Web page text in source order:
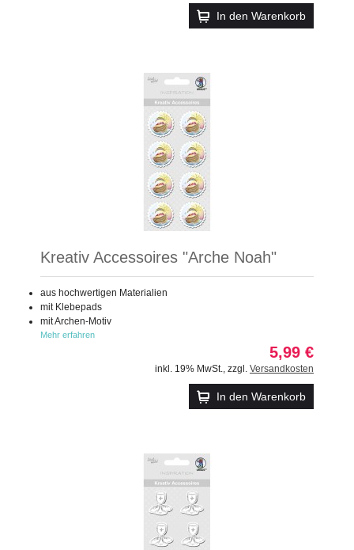
In den Warenkorb
Kreativ Accessoires "Arche Noah"
aus hochwertigen Materialien
mit Klebepads
mit Archen-Motiv
Mehr erfahren
5,99 €
inkl. 19% MwSt. zzgl. Versandkosten
In den Warenkorb